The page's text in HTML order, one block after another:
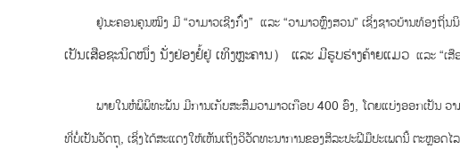
ຢູ່ນະຄອນຄຸນໝິງ ມີ “ວາມາວເຊີງກົ້ງ” ແລະ “ວາມາວຫຼົງສວນ” ເຊິ່ງຊາວບ້ານທ້ອງຖິ່ນ
ເປັນເສືອຊະນິດໜຶ່ງ ນັ່ງຢ່ອງຢໍ້ຢູ່ ເທິງຫຼະຄານ） ແລະ ມີຮູບຮ່າງຄ້າຍແມວ ແລະ “ເ
ພາຍໃນຫໍພິພິທະພັນ ມີການເກັບສະສົມວາມາວເກືອບ 400 ອົງ, ໂດຍແບ່ງອອກເປັນ ວ
ທີ່ບໍ່ເປັນວັດຖຸ, ເຊິ່ງໄດ້ສະແດງໃຫ້ເຫັນເຖິງວິວັດທະນາການຂອງສິລະປະຝີມືປະເພດນີ້ ຕະຫຼອດໄ